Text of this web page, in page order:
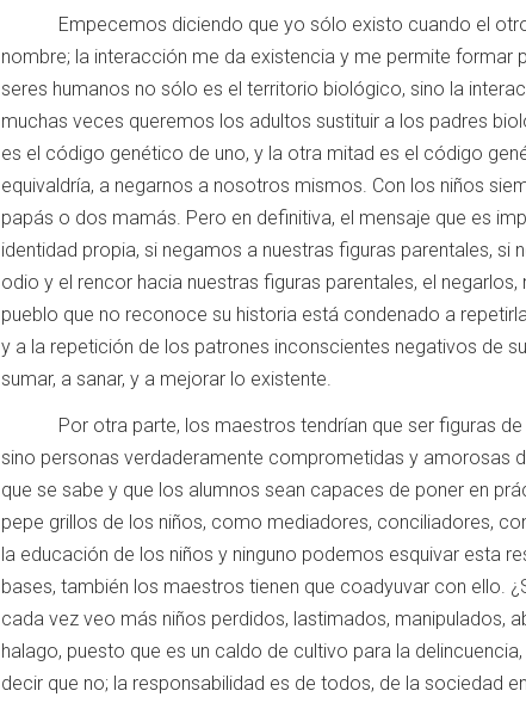
Empecemos diciendo que yo sólo existo cuando el otro
nombre; la interacción me da existencia y me permite formar
seres humanos no sólo es el territorio biológico, sino la
muchas veces queremos los adultos sustituir a los padres
es el código genético de uno, y la otra mitad es el código
equivaldría, a negarnos a nosotros mismos. Con los niños
papás o dos mamás. Pero en definitiva, el mensaje que es
identidad propia, si negamos a nuestras figuras parentales,
odio y el rencor hacia nuestras figuras parentales, el
pueblo que no reconoce su historia está condenado a
y a la repetición de los patrones inconscientes negativos de
sumar, a sanar, y a mejorar lo existente.
Por otra parte, los maestros tendrían que ser figuras de
sino personas verdaderamente comprometidas y amorosas
que se sabe y que los alumnos sean capaces de poner en
pepe grillos de los niños, como mediadores, conciliadores,
la educación de los niños y ninguno podemos esquivar esta
bases, también los maestros tienen que coadyuvar con ello.
cada vez veo más niños perdidos, lastimados, manipulados,
halago, puesto que es un caldo de cultivo para la
decir que no; la responsabilidad es de todos, de la sociedad